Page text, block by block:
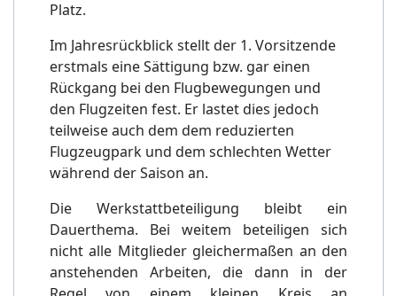
Platz.
Im Jahresrückblick stellt der 1. Vorsitzende
erstmals eine Sättigung bzw. gar einen
Rückgang bei den Flugbewegungen und
den Flugzeiten fest. Er lastet dies jedoch
teilweise auch dem dem reduzierten
Flugzeugpark und dem schlechten Wetter
während der Saison an.
Die Werkstattbeteiligung bleibt ein
Dauerthema. Bei weitem beteiligen sich
nicht alle Mitglieder gleichermaßen an den
anstehenden Arbeiten, die dann in der